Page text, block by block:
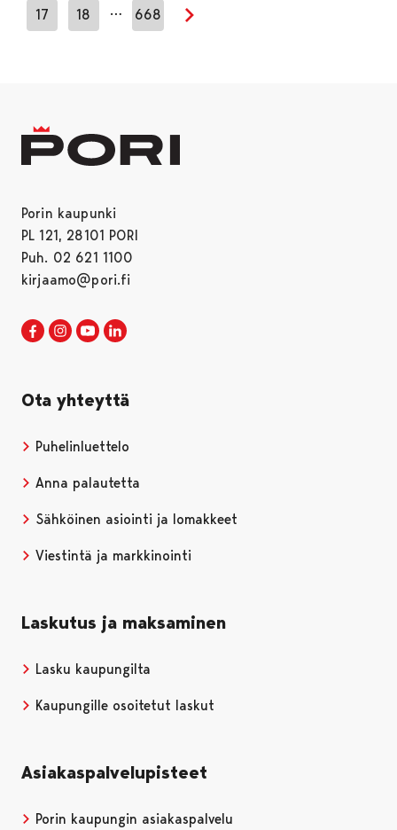
17 18 … 668
Seuraava sivu
Porin kaupunki
PL 121, 28101 PORI
Puh. 02 621 1100
kirjaamo@pori.fi
Porin kaupunki Facebookissa
Avautuu uudessa välilehdessä
Porin kaupunki Instagramissa
Avautuu uudessa välilehdessä
Porin kaupunki Youtubessa
Avautuu uudessa välilehdessä
Ota yhteyttä
Puhelinluettelo
Anna palautetta
Sähköinen asiointi ja lomakkeet
Viestintä ja markkinointi
Laskutus ja maksaminen
Lasku kaupungilta
Kaupungille osoitetut laskut
Asiakaspalvelupisteet
Porin kaupungin asiakaspalvelu